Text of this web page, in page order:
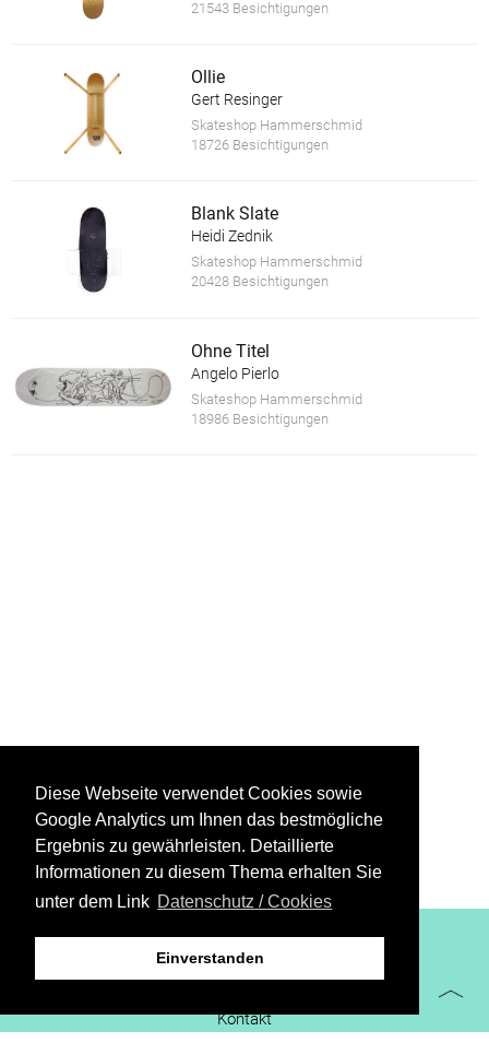
Diese Webseite verwendet Cookies sowie
Google Analytics um Ihnen das bestmögliche
Ergebnis zu gewährleisten. Detaillierte
Informationen zu diesem Thema erhalten Sie
unter dem Link Datenschutz / Cookies
Einverstanden
21543 Besichtigungen
Ollie
Gert Resinger
Skateshop Hammerschmid
18726 Besichtigungen
Blank Slate
Heidi Zednik
Skateshop Hammerschmid
20428 Besichtigungen
Ohne Titel
Angelo Pierlo
Skateshop Hammerschmid
18986 Besichtigungen
XiBIT Infoguide 2021
Kontakt